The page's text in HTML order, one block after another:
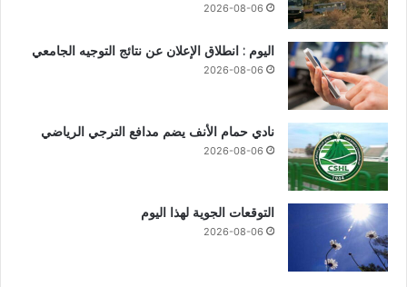
2026-08-06
اليوم : انطلاق الإعلان عن نتائج التوجيه الجامعي
2026-08-06
نادي حمام الأنف يضم مدافع الترجي الرياضي
2026-08-06
التوقعات الجوية لهذا اليوم
2026-08-06